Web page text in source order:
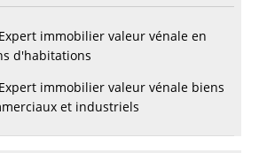
Expert immobilier valeur vénale en
d'habitations
Expert immobilier valeur vénale biens
et industriels